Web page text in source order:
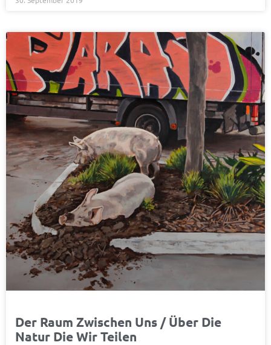
Der Raum Zwischen Uns / Über Die
Natur Die Wir Teilen